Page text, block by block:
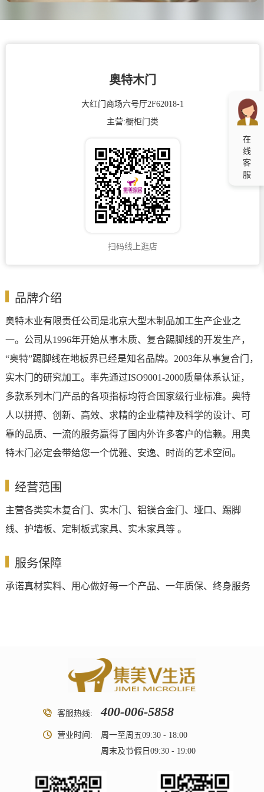
在
线
客
服
奥特木门
大红门商场六号厅2F62018-1
主营:橱柜门类
扫码线上逛店
品牌介绍
奥特木业有限责任公司是北京大型木制品加工生产企业之
一。公司从1996年开始从事木质、复合踢脚线的开发生产，
“奥特”踢脚线在地板界已经是知名品牌。2003年从事复合门，
实木门的研究加工。率先通过ISO9001-2000质量体系认证，
多款系列木门产品的各项指标均符合国家级行业标准。奥特
人以拼搏、创新、高效、求精的企业精神及科学的设计、可
靠的品质、一流的服务赢得了国内外许多客户的信赖。用奥
特木门必定会带给您一个优雅、安逸、时尚的艺术空间。
经营范围
主营各类实木复合门、实木门、铝镁合金门、垭口、踢脚
线、护墙板、定制板式家具、实木家具等 。
服务保障
承诺真材实料、用心做好每一个产品、一年质保、终身服务
客服热线: 400-006-5858
营业时间:
周一至周五09:30 - 18:00
周末及节假日09:30 - 19:00